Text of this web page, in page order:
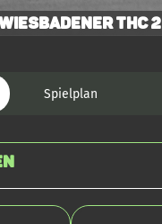
THC 2
Spielplan